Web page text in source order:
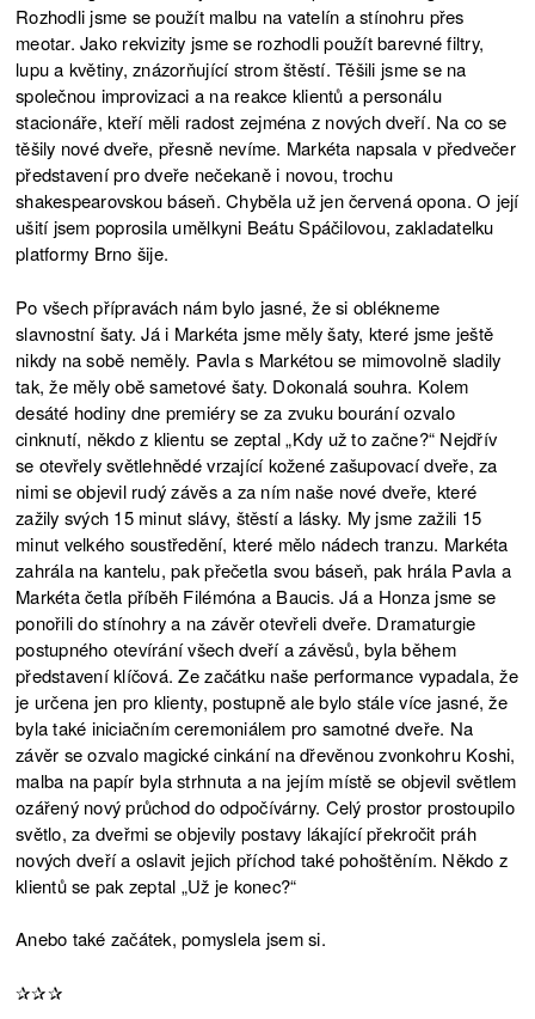
Rozhodli jsme se použít malbu na vatelín a stínohru přes
meotar. Jako rekvizity jsme se rozhodli použít barevné filtry,
lupu a květiny, znázorňující strom štěstí. Těšili jsme se na
společnou improvizaci a na reakce klientů a personálu
stacionáře, kteří měli radost zejména z nových dveří. Na co se
těšily nové dveře, přesně nevíme. Markéta napsala v předvečer
představení pro dveře nečekaně i novou, trochu
shakespearovskou báseň. Chyběla už jen červená opona. O její
ušití jsem poprosila umělkyni Beátu Spáčilovou, zakladatelku
platformy Brno šije.
Po všech přípravách nám bylo jasné, že si oblékneme
slavnostní šaty. Já i Markéta jsme měly šaty, které jsme ještě
nikdy na sobě neměly. Pavla s Markétou se mimovolně sladily
tak, že měly obě sametové šaty. Dokonalá souhra. Kolem
desáté hodiny dne premiéry se za zvuku bourání ozvalo
cinknutí, někdo z klientu se zeptal „Kdy už to začne?“ Nejdřív
se otevřely světlehnědé vrzající kožené zašupovací dveře, za
nimi se objevil rudý závěs a za ním naše nové dveře, které
zažily svých 15 minut slávy, štěstí a lásky. My jsme zažili 15
minut velkého soustředění, které mělo nádech tranzu. Markéta
zahrála na kantelu, pak přečetla svou báseň, pak hrála Pavla a
Markéta četla příběh Filémóna a Baucis. Já a Honza jsme se
ponořili do stínohry a na závěr otevřeli dveře. Dramaturgie
postupného otevírání všech dveří a závěsů, byla během
představení klíčová. Ze začátku naše performance vypadala, že
je určena jen pro klienty, postupně ale bylo stále více jasné, že
byla také iniciačním ceremoniálem pro samotné dveře. Na
závěr se ozvalo magické cinkání na dřevěnou zvonkohru Koshi,
malba na papír byla strhnuta a na jejím místě se objevil světlem
ozářený nový průchod do odpočívárny. Celý prostor prostoupilo
světlo, za dveřmi se objevily postavy lákající překročit práh
nových dveří a oslavit jejich příchod také pohoštěním. Někdo z
klientů se pak zeptal „Už je konec?“
Anebo také začátek, pomyslela jsem si.
✰✰✰